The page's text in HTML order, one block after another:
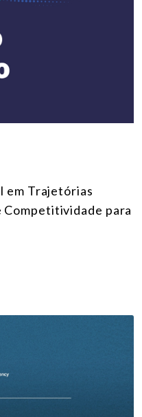
em Trajetórias
Competitividade para